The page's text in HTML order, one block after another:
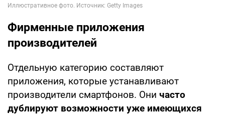
Фирменные приложения
производителей
Отдельную категорию составляют
приложения, которые устанавливают
производители смартфонов. Они часто
дублируют возможности уже имеющихся